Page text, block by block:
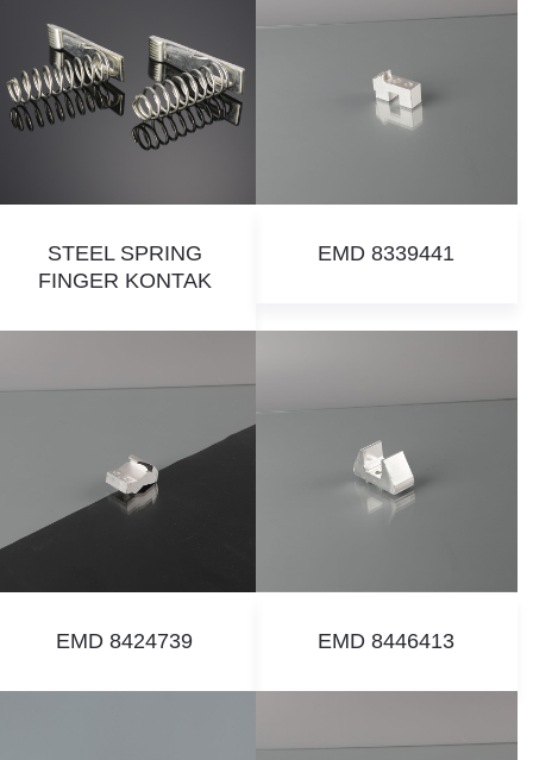
STEEL SPRING
FINGER KONTAK
EMD 8339441
EMD 8424739 EMD 8446413